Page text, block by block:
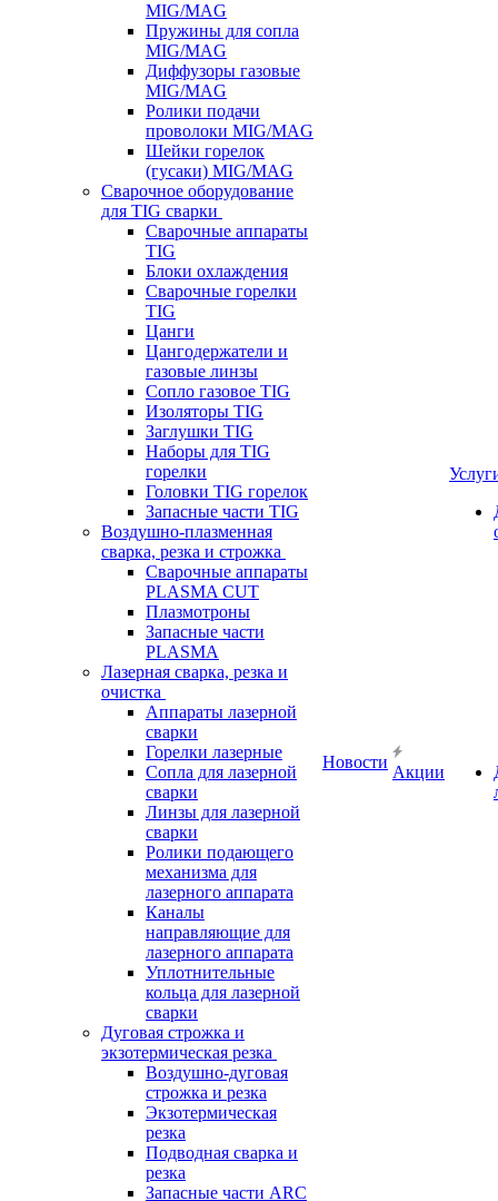
MIG/MAG
Пружины для сопла
MIG/MAG
Диффузоры газовые
MIG/MAG
Ролики подачи
проволоки MIG/MAG
Шейки горелок
(гусаки) MIG/MAG
Сварочное оборудование
для TIG сварки
Сварочные аппараты
TIG
Блоки охлаждения
Сварочные горелки
TIG
Цанги
Цангодержатели и
газовые линзы
Сопло газовое TIG
Изоляторы TIG
Заглушки TIG
Наборы для TIG
горелки
Головки TIG горелок
Запасные части TIG
Воздушно-плазменная
сварка, резка и строжка
Сварочные аппараты
PLASMA CUT
Плазмотроны
Запасные части
PLASMA
Лазерная сварка, резка и
очистка
Аппараты лазерной
сварки
Горелки лазерные
Сопла для лазерной
сварки
Линзы для лазерной
сварки
Ролики подающего
механизма для
лазерного аппарата
Каналы
направляющие для
лазерного аппарата
Уплотнительные
кольца для лазерной
сварки
Дуговая строжка и
экзотермическая резка
Воздушно-дуговая
строжка и резка
Экзотермическая
резка
Подводная сварка и
резка
Запасные части ARC
Новости
Акции